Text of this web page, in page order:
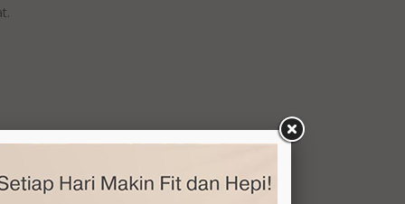
APAKAH KEBUTUHAN NUTRISI PRIA
DAN WANITA BERBEDA ?